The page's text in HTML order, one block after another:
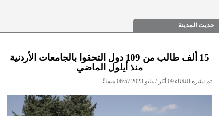
حديث المدينة
15 ألف طالب من 109 دول التحقوا بالجامعات الأردنية
منذ أيلول الماضي
تم نشره الثلاثاء 09 أيّار / مايو 2023 06:57 مساءً